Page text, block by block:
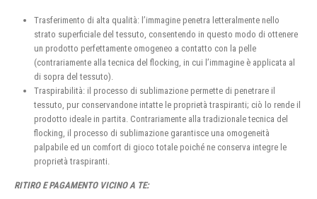
Trasferimento di alta qualità: l’immagine penetra letteralmente nello
strato superficiale del tessuto, consentendo in questo modo di ottenere
un prodotto perfettamente omogeneo a contatto con la pelle
(contrariamente alla tecnica del flocking, in cui l’immagine è applicata al
di sopra del tessuto).
Traspirabilità: il processo di sublimazione permette di penetrare il
tessuto, pur conservandone intatte le proprietà traspiranti; ciò lo rende il
prodotto ideale in partita. Contrariamente alla tradizionale tecnica del
flocking, il processo di sublimazione garantisce una omogeneità
palpabile ed un comfort di gioco totale poiché ne conserva integre le
proprietà traspiranti.
RITIRO E PAGAMENTO VICINO A TE: